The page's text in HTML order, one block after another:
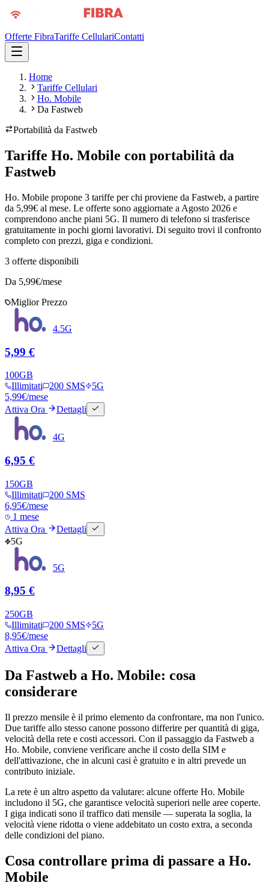
Offerte FibraTariffe CellulariContatti
Home
Tariffe Cellulari
Ho. Mobile
Da Fastweb
Portabilità da Fastweb
Tariffe Ho. Mobile con portabilità da
Fastweb
Ho. Mobile propone 3 tariffe per chi proviene da Fastweb, a partire
da 5,99€ al mese. Le offerte sono aggiornate a Agosto 2026 e
comprendono anche piani 5G. Il numero di telefono si trasferisce
gratuitamente in pochi giorni lavorativi. Di seguito trovi il confronto
completo con prezzi, giga e condizioni.
3 offerte disponibili
Da 5,99€/mese
Miglior Prezzo
4.5G
5,99 €
100GB
Illimitati
200 SMS
5G
5,99€/mese
Attiva Ora
Dettagli
4G
6,95 €
150GB
Illimitati
200 SMS
6,95€/mese
1 mese
Attiva Ora
Dettagli
5G
5G
8,95 €
250GB
Illimitati
200 SMS
5G
8,95€/mese
Attiva Ora
Dettagli
Da Fastweb a Ho. Mobile: cosa
considerare
Il prezzo mensile è il primo elemento da confrontare, ma non l'unico.
Due tariffe allo stesso canone possono differire per quantità di giga,
velocità della rete e costi accessori. Con il passaggio da Fastweb a
Ho. Mobile, conviene verificare anche il costo della SIM e
dell'attivazione, che in alcuni casi è gratuito e in altri prevede un
contributo iniziale.
La rete è un altro aspetto da valutare: alcune offerte Ho. Mobile
includono il 5G, che garantisce velocità superiori nelle aree coperte.
I giga indicati sono il traffico dati mensile — superata la soglia, la
velocità viene ridotta o viene addebitato un costo extra, a seconda
delle condizioni del piano.
Cosa controllare prima di passare a Ho.
Mobile